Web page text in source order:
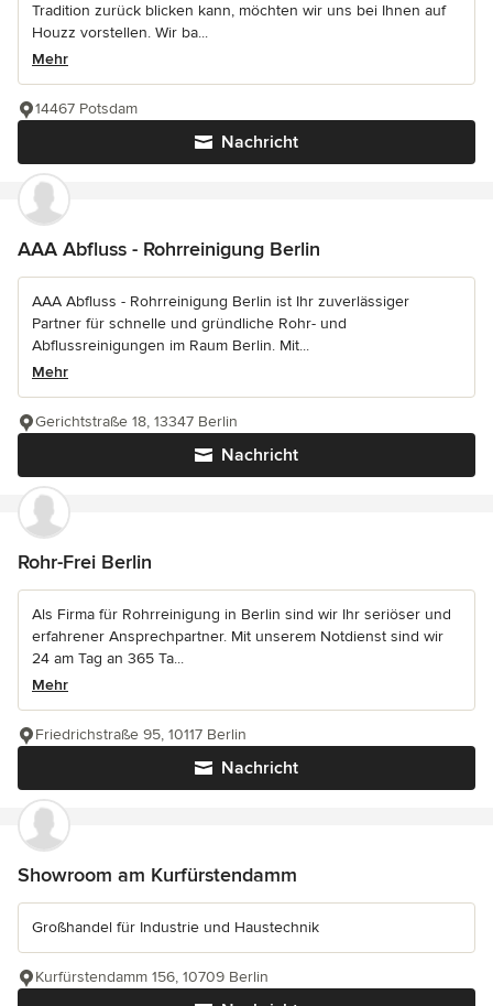
Tradition zurück blicken kann, möchten wir uns bei Ihnen auf
Houzz vorstellen. Wir ba...
Mehr
Nachricht
14467 Potsdam
AAA Abfluss - Rohrreinigung Berlin
AAA Abfluss - Rohrreinigung Berlin ist Ihr zuverlässiger
Partner für schnelle und gründliche Rohr- und
Abflussreinigungen im Raum Berlin. Mit...
Mehr
Nachricht
Gerichtstraße 18, 13347 Berlin
Rohr-Frei Berlin
Als Firma für Rohrreinigung in Berlin sind wir Ihr seriöser und
erfahrener Ansprechpartner. Mit unserem Notdienst sind wir
24 am Tag an 365 Ta...
Mehr
Nachricht
Friedrichstraße 95, 10117 Berlin
Showroom am Kurfürstendamm
Großhandel für Industrie und Haustechnik
Kurfürstendamm 156, 10709 Berlin